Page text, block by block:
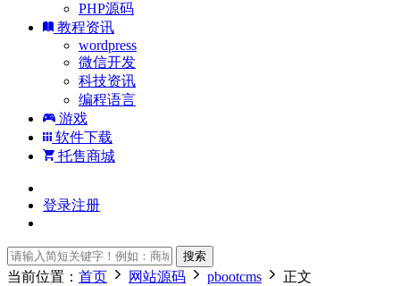
PHP源码
教程资讯
wordpress
微信开发
科技资讯
编程语言
游戏
软件下载
托售商城
登录注册
搜索
当前位置： 首页 网站源码 pbootcms 正文